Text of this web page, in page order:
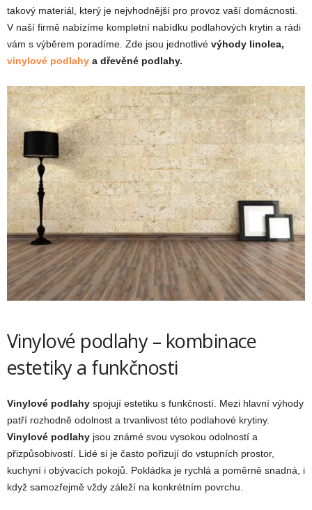
takový materiál, který je nejvhodnější pro provoz vaší domácnosti.
V naší firmě nabízíme kompletní nabídku podlahových krytin a rádi
vám s výběrem poradíme. Zde jsou jednotlivé výhody linolea,
vinylové podlahy a dřevěné podlahy.
Vinylové podlahy – kombinace
estetiky a funkčnosti
Vinylové podlahy spojují estetiku s funkčností. Mezi hlavní výhody
patří rozhodně odolnost a trvanlivost této podlahové krytiny.
Vinylové podlahy jsou známé svou vysokou odolností a
přizpůsobivostí. Lidé si je často pořizují do vstupních prostor,
kuchyní i obývacích pokojů. Pokládka je rychlá a poměrně snadná, i
když samozřejmě vždy záleží na konkrétním povrchu.